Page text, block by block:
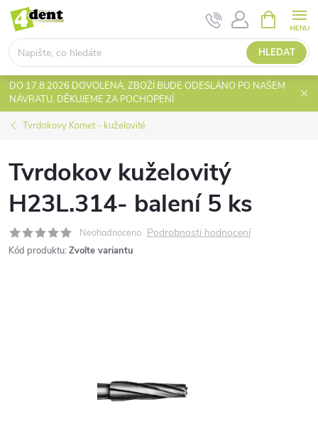
Přejít
obsah
HLEDAT
NÁKUPNÍ
KOŠÍK
DO 17.8.2026 DOVOLENÁ, ZBOŽÍ BUDE ODESLÁNO PO NAŠEM
NÁVRATU, DĚKUJEME ZA POCHOPENÍ
Tvrdokovy Komet - kuželovité
Tvrdokov kuželovitý
H23L.314- balení 5 ks
Neohodnoceno Podrobnosti hodnocení
Kód produktu: Zvolte variantu